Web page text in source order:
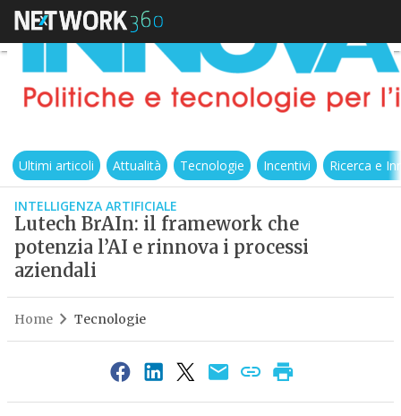
Ultimi articoli Attualità Tecnologie Incentivi Ricerca e
INTELLIGENZA ARTIFICIALE
Lutech BrAIn: il framework che
potenzia l’AI e rinnova i processi
aziendali
Home Tecnologie